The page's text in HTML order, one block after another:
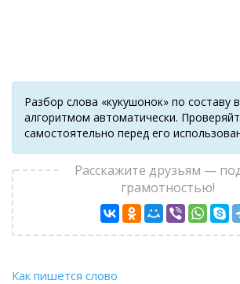
Разбор слова «кукушонок» по составу
алгоритмом автоматически.
самостоятельно перед его
Расскажите друзьям —
грамотностью!
Как пишется слово